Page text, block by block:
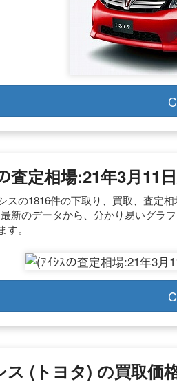
査定相場:21年3月11
スの1816件の下取り、買取、査定
新のデータから、分かり易いグラ
。
ス (トヨタ) の買取価